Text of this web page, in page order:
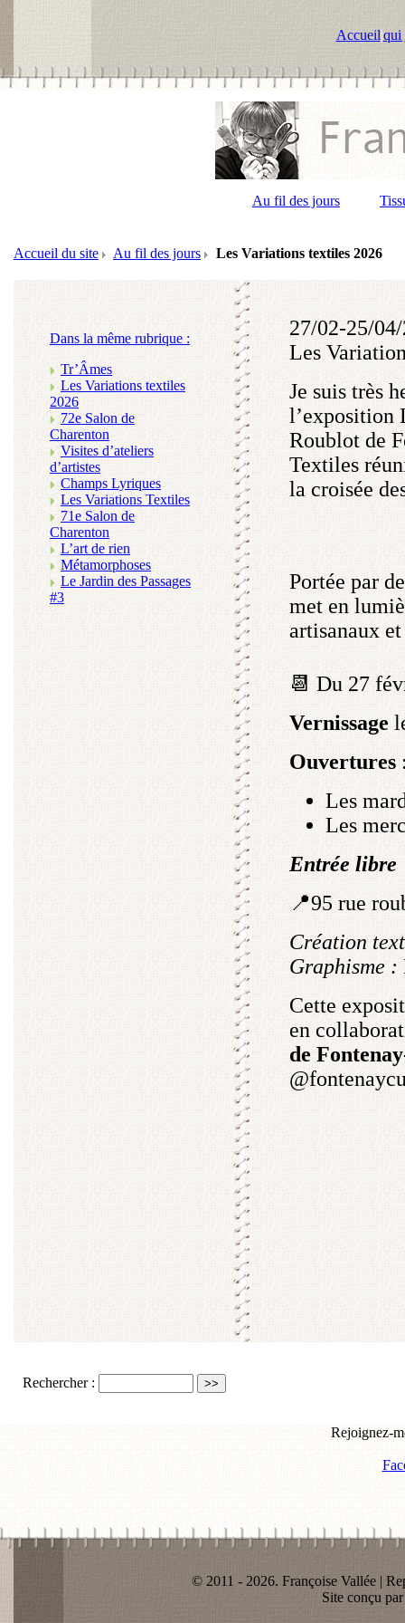
Accueil|qui
Au fil des jours
Accueil du site Au fil des jours Les Variations textiles 2026
Dans la même rubrique :
Tr’Âmes
Les Variations textiles
2026
72e Salon de
Charenton
Visites d’ateliers
d’artistes
Champs Lyriques
Les Variations Textiles
71e Salon de
Charenton
L’art de rien
Métamorphoses
Le Jardin des Passages
#3
27/02-25/
Les
Je suis très
l’exposition
Roublot de
Textiles
la croisée
Portée par
met en
artisanaux
📆 Du 27
Vernissage
Ouvertures
Les
Les
Entrée libre
📍95 rue
Création
Graphisme :
Cette
en
de
Rechercher :
Rejoignez-
© 2011 - 2026. Françoise Vallée |
Site conçu